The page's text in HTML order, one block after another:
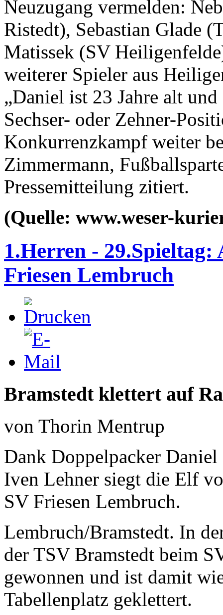
Neuzugang vermelden:
Ristedt), Sebastian Glade
Matissek (SV
weiterer Spieler aus
„Daniel ist 23 Jahre alt
Sechser- oder Zehner-
Konkurrenzkampf weiter
Zimmermann,
Pressemitteilung zitiert.
(Quelle: www.weser-
1.Herren - 29.Spieltag:
Friesen Lembruch
Bramstedt klettert auf
von Thorin Mentrup
Dank Doppelpacker
Iven Lehner siegt die Elf
SV Friesen Lembruch.
Lembruch/Bramstedt. In
der TSV Bramstedt beim
gewonnen und ist damit
Tabellenplatz geklettert.